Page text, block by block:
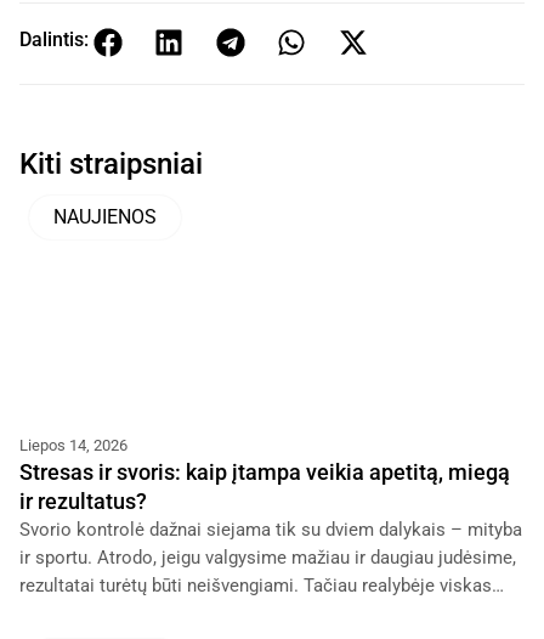
Dalintis:
Kiti straipsniai
NAUJIENOS
Liepos 14, 2026
Stresas ir svoris: kaip įtampa veikia apetitą, miegą
ir rezultatus?
Svorio kontrolė dažnai siejama tik su dviem dalykais – mityba
ir sportu. Atrodo, jeigu valgysime mažiau ir daugiau judėsime,
rezultatai turėtų būti neišvengiami. Tačiau realybėje viskas